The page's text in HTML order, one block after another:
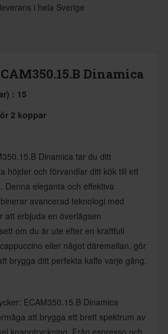
i hela Sverige
Dinamica
: 15
2 koppar
Dinamica tar du ditt
höjder och förvandlar ditt kök till ett
Denna eleganta och effektiva
avancerad teknologi med
att erbjuda en överlägsen
om du är ute efter en kraftfull
eller något däremellan, gör
brygga ditt perfekta kaffe varje gång.
ECAM350.15.B Dinamica
att brygga ett brett spektrum av
knapptryckning. Från espresso och